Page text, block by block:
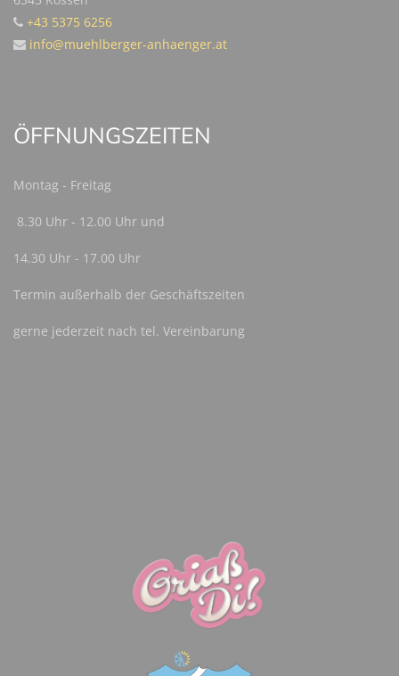
+43 5375 6256
info@muehlberger-anhaenger.at
ÖFFNUNGSZEITEN
Montag - Freitag
8.30 Uhr - 12.00 Uhr und
14.30 Uhr - 17.00 Uhr
Termin außerhalb der Geschäftszeiten
gerne jederzeit nach tel. Vereinbarung